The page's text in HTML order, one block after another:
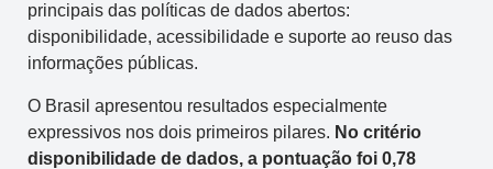
principais das políticas de dados abertos:
disponibilidade, acessibilidade e suporte ao reuso das
informações públicas.
O Brasil apresentou resultados especialmente
expressivos nos dois primeiros pilares. No critério
disponibilidade de dados, a pontuação foi 0,78